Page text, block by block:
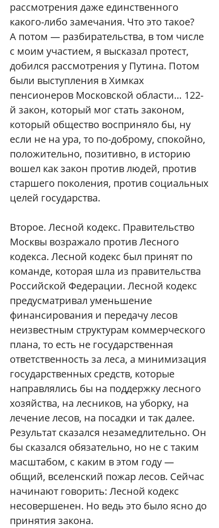
рассмотрения даже единственного
какого-либо замечания. Что это такое?
А потом — разбирательства, в том числе
с моим участием, я высказал протест,
добился рассмотрения у Путина. Потом
были выступления в Химках
пенсионеров Московской области… 122-
й закон, который мог стать законом,
который общество восприняло бы, ну
если не на ура, то по-доброму, спокойно,
положительно, позитивно, в историю
вошел как закон против людей, против
старшего поколения, против социальных
целей государства.
Второе. Лесной кодекс. Правительство
Москвы возражало против Лесного
кодекса. Лесной кодекс был принят по
команде, которая шла из правительства
Российской Федерации. Лесной кодекс
предусматривал уменьшение
финансирования и передачу лесов
неизвестным структурам коммерческого
плана, то есть не государственная
ответственность за леса, а минимизация
государственных средств, которые
направлялись бы на поддержку лесного
хозяйства, на лесников, на уборку, на
лечение лесов, на посадки и так далее.
Результат сказался незамедлительно. Он
бы сказался обязательно, но не с таким
масштабом, с каким в этом году —
общий, вселенский пожар лесов. Сейчас
начинают говорить: Лесной кодекс
несовершенен. Но ведь это было ясно до
принятия закона.